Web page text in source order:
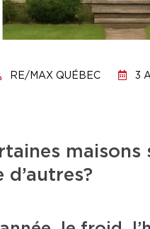
RE/MAX QUÉBEC 3